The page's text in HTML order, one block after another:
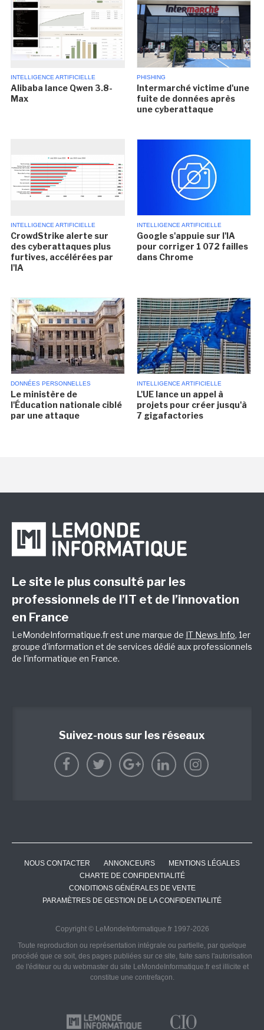
INTELLIGENCE ARTIFICIELLE
Alibaba lance Qwen 3.8-
Max
PHISHING
Intermarché victime d'une
fuite de données après
une cyberattaque
INTELLIGENCE ARTIFICIELLE
CrowdStrike alerte sur
des cyberattaques plus
furtives, accélérées par
l'IA
INTELLIGENCE ARTIFICIELLE
Google s'appuie sur l'IA
pour corriger 1 072 failles
dans Chrome
DONNÉES PERSONNELLES
Le ministère de
l'Éducation nationale ciblé
par une attaque
INTELLIGENCE ARTIFICIELLE
L'UE lance un appel à
projets pour créer jusqu'à
7 gigafactories
Le site le plus consulté par les
professionnels de l’IT et de l’innovation
en France
LeMondeInformatique.fr est une marque de IT News Info, 1er
groupe d'information et de services dédié aux professionnels
de l'informatique en France.
Suivez-nous sur les réseaux
NOUS CONTACTER ANNONCEURS
MENTIONS LÉGALES
CHARTE DE CONFIDENTIALITÉ
CONDITIONS GÉNÉRALES DE VENTE
PARAMÈTRES DE GESTION DE LA CONFIDENTIALITÉ
Copyright © LeMondeInformatique.fr 1997-2026
Toute reproduction ou représentation intégrale ou partielle, par quelque
procédé que ce soit, des pages publiées sur ce site, faite sans l'autorisation
de l'éditeur ou du webmaster du site LeMondeInformatique.fr est illicite et
constitue une contrefaçon.